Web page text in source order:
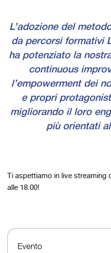
L’adozione del
da percorsi formativi
ha potenziato la
continuous
l’empowerment dei
e propri
migliorando il loro
più orientati
Ti aspettiamo in live streaming
alle 18.00!
Evento